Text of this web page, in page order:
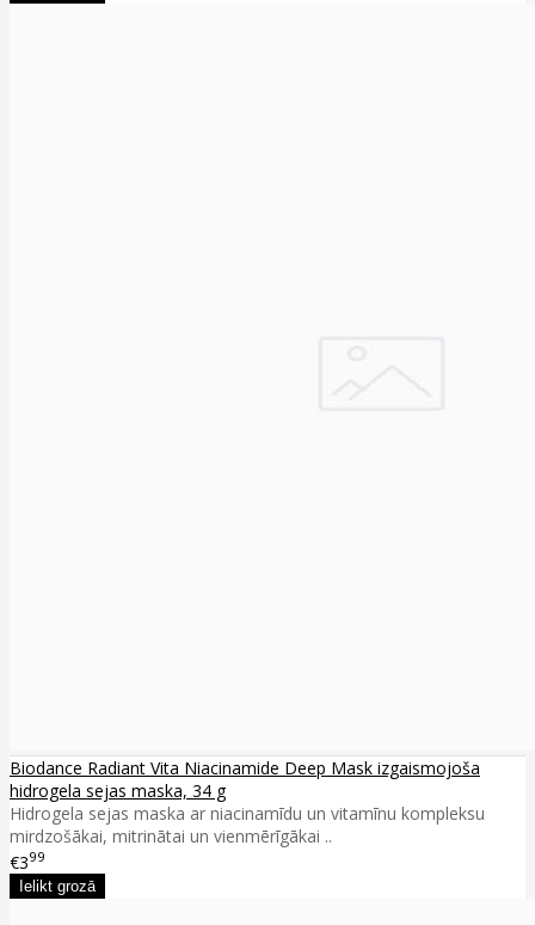
Biodance Radiant Vita Niacinamide Deep Mask izgaismojoša
hidrogela sejas maska, 34 g
Hidrogela sejas maska ar niacinamīdu un vitamīnu kompleksu
mirdzošākai, mitrinātai un vienmērīgākai ..
€399